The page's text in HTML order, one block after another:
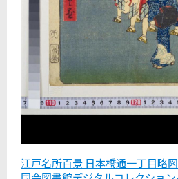
江戸名所百景 日本橋通一丁目略図